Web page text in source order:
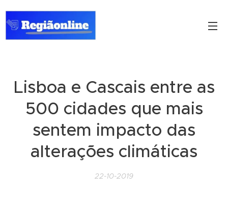
Lisboa e Cascais entre as
500 cidades que mais
sentem impacto das
alterações climáticas
22-10-2019